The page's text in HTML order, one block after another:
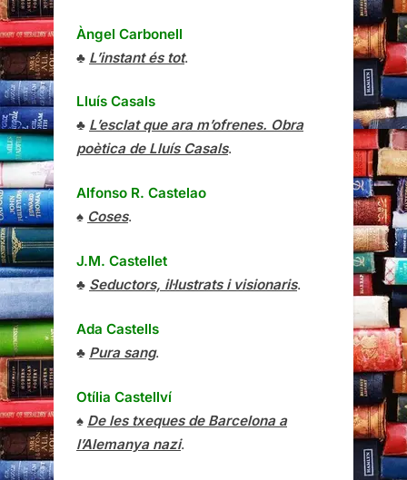
Àngel Carbonell
♣ L’instant és tot.
Lluís Casals
♣ L’esclat que ara m’ofrenes. Obra
poètica de Lluís Casals.
Alfonso R. Castelao
♠ Coses.
J.M. Castellet
♣ Seductors, il·lustrats i visionaris.
Ada Castells
♣ Pura sang.
Otília Castellví
♠ De les txeques de Barcelona a
l’Alemanya nazi.